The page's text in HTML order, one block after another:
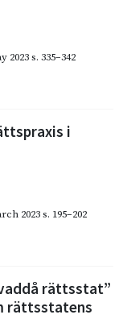
2023s. 335–342
i
2023s. 195–202
rättsstat”
rättsstatens